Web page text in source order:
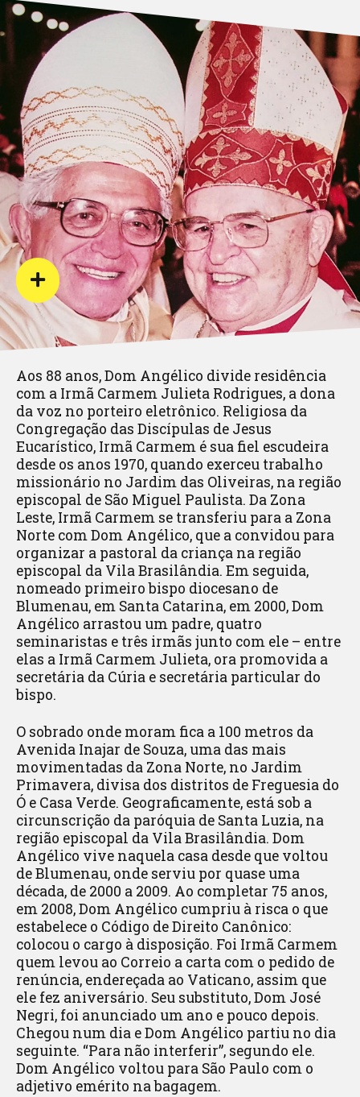
Aos 88 anos, Dom Angélico divide residência
com a Irmã Carmem Julieta Rodrigues, a dona
da voz no porteiro eletrônico. Religiosa da
Congregação das Discípulas de Jesus
Eucarístico, Irmã Carmem é sua fiel escudeira
desde os anos 1970, quando exerceu trabalho
missionário no Jardim das Oliveiras, na região
episcopal de São Miguel Paulista. Da Zona
Leste, Irmã Carmem se transferiu para a Zona
Norte com Dom Angélico, que a convidou para
organizar a pastoral da criança na região
episcopal da Vila Brasilândia. Em seguida,
nomeado primeiro bispo diocesano de
Blumenau, em Santa Catarina, em 2000, Dom
Angélico arrastou um padre, quatro
seminaristas e três irmãs junto com ele – entre
elas a Irmã Carmem Julieta, ora promovida a
secretária da Cúria e secretária particular do
bispo.
O sobrado onde moram fica a 100 metros da
Avenida Inajar de Souza, uma das mais
movimentadas da Zona Norte, no Jardim
Primavera, divisa dos distritos de Freguesia do
Ó e Casa Verde. Geograficamente, está sob a
circunscrição da paróquia de Santa Luzia, na
região episcopal da Vila Brasilândia. Dom
Angélico vive naquela casa desde que voltou
de Blumenau, onde serviu por quase uma
década, de 2000 a 2009. Ao completar 75 anos,
em 2008, Dom Angélico cumpriu à risca o que
estabelece o Código de Direito Canônico:
colocou o cargo à disposição. Foi Irmã Carmem
quem levou ao Correio a carta com o pedido de
renúncia, endereçada ao Vaticano, assim que
ele fez aniversário. Seu substituto, Dom José
Negri, foi anunciado um ano e pouco depois.
Chegou num dia e Dom Angélico partiu no dia
seguinte. “Para não interferir”, segundo ele.
Dom Angélico voltou para São Paulo com o
adjetivo emérito na bagagem.